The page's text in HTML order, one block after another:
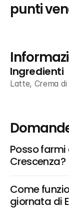
punti
Ingredienti
Latte, Crema
Posso farmi
Crescenza?
Come
giornata di